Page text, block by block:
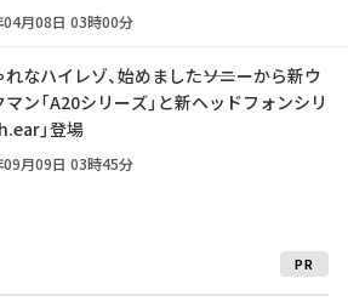
04月08日 03時00分
なハイレゾ、始めました――ソニーから新ウ
マン「A20シリーズ」と新ヘッドフォンシリ
」登場
09月09日 03時45分
PR